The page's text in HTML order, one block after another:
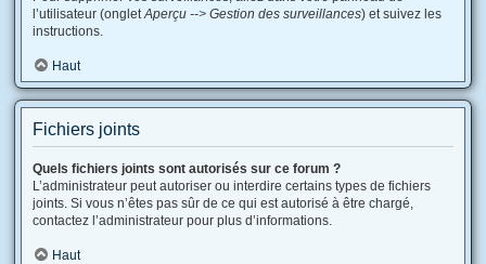
l’utilisateur (ongletAperçu --> Gestion des surveillances) et suivez les
instructions.
Haut
Fichiers joints
Quels fichiers joints sont autorisés sur ce forum ?
L’administrateur peut autoriser ou interdire certains types de fichiers
joints. Si vous n’êtes pas sûr de ce qui est autorisé à être chargé,
contactez l’administrateur pour plus d’informations.
Haut